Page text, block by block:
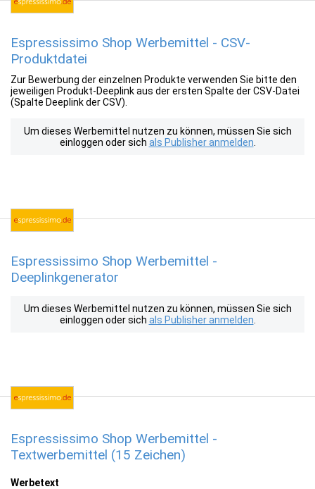
Espressissimo Shop Werbemittel - CSV-
Produktdatei
Zur Bewerbung der einzelnen Produkte verwenden Sie bitte den
jeweiligen Produkt-Deeplink aus der ersten Spalte der CSV-Datei
(Spalte Deeplink der CSV).
Um dieses Werbemittel nutzen zu können, müssen Sie sich
einloggen oder sich als Publisher anmelden
Espressissimo Shop Werbemittel -
Deeplinkgenerator
Um dieses Werbemittel nutzen zu können, müssen Sie sich
einloggen oder sich als Publisher anmelden
Espressissimo Shop Werbemittel -
Textwerbemittel (15 Zeichen)
Werbetext